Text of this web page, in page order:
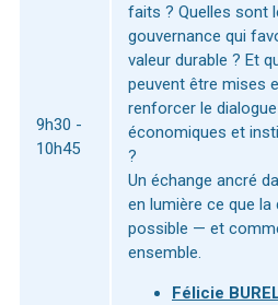
9h30 -
10h45
faits ? Quelles sont
gouvernance qui
valeur durable ? Et
peuvent être mises
renforcer le
économiques et
?
Un échange ancré
en lumière ce que
possible — et
ensemble.
Félicie